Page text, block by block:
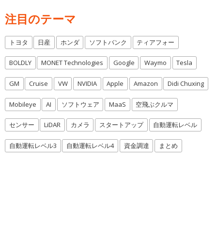
注目のテーマ
トヨタ 日産 ホンダ ソフトバンク ティアフォー
BOLDLY MONET Technologies Google Waymo Tesla
GM Cruise VW NVIDIA Apple Amazon Didi Chuxing
Mobileye AI ソフトウェア MaaS 空飛ぶクルマ
センサー LiDAR カメラ スタートアップ 自動運転レベル
自動運転レベル3 自動運転レベル4 資金調達 まとめ